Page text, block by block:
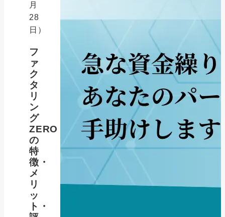
月
28
日）
フ
ァ
ク
タ
リ
ン
グ
ZERO
の
特
徴・
メ
リ
ッ
ト・